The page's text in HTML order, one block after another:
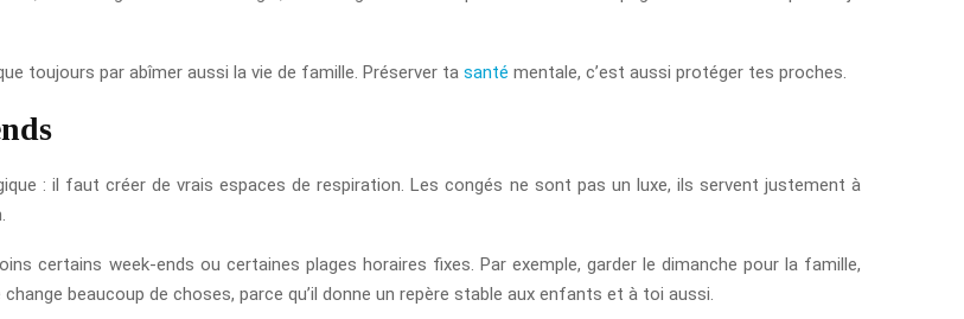
toujours par abîmer aussi la vie de famille. Préserver ta santé mentale, c’est aussi protéger tes proches.
: il faut créer de vrais espaces de respiration. Les congés ne sont pas un luxe, ils servent justement à
certains week-ends ou certaines plages horaires fixes. Par exemple, garder le dimanche pour la famille,
beaucoup de choses, parce qu’il donne un repère stable aux enfants et à toi aussi.